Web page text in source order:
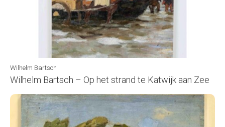
Wilhelm Bartsch
Wilhelm Bartsch – Op het strand te Katwijk aan Zee